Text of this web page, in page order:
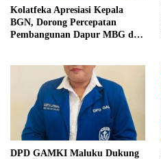
Kolatfeka Apresiasi Kepala
BGN, Dorong Percepatan
Pembangunan Dapur MBG di
DPD GAMKI Maluku Dukung